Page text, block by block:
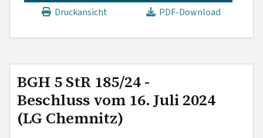
Druckansicht
PDF-Download
BGH 5 StR 185/24 -
Beschluss vom 16. Juli 2024
(LG Chemnitz)